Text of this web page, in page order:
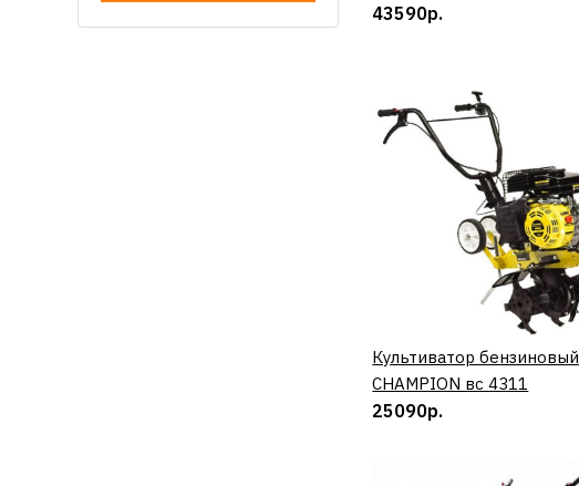
43590р.
КУПИТЬ
Культиватор бензиновый
CHAMPION вc 4311
25090р.